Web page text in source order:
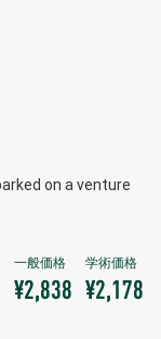
on a venture
¥2,838 ¥2,178